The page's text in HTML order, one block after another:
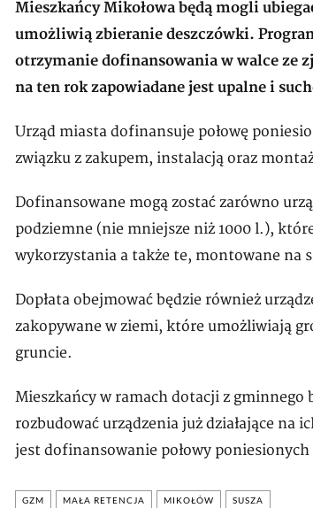
Mieszkańcy Mikołowa będą mogli
umożliwią zbieranie deszczówki.
otrzymanie dofinansowania w walce ze
na ten rok zapowiadane jest upalne i
Urząd miasta dofinansuje połowę
związku z zakupem, instalacją oraz
Dofinansowane mogą zostać zarówno
podziemne (nie mniejsze niż 1000 l.),
wykorzystania a także te, montowane na
Dopłata obejmować będzie również
zakopywane w ziemi, które umożliwiają
gruncie.
Mieszkańcy w ramach dotacji z
rozbudować urządzenia już działające na
jest dofinansowanie połowy
GZM MAŁA RETENCJA MIKOŁÓW SUSZA